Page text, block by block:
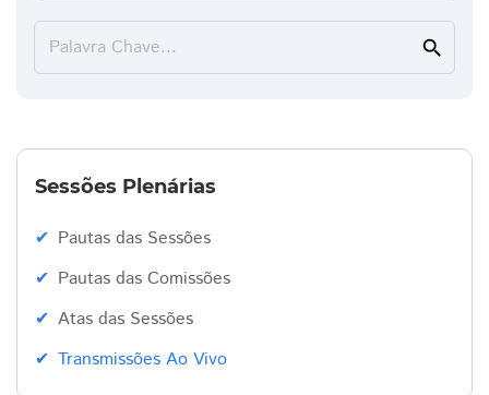
Palavra Chave... search
Sessões Plenárias
Pautas das Sessões
Pautas das Comissões
Atas das Sessões
Transmissões Ao Vivo